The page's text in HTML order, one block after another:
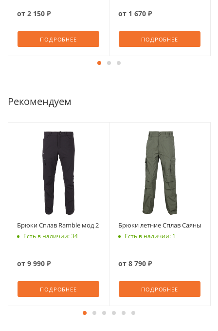
от 2 150 ₽
ПОДРОБНЕЕ
от 1 670 ₽
ПОДРОБНЕЕ
Рекомендуем
Брюки Сплав Ramble мод 2
Есть в наличии: 34
от 9 990 ₽
ПОДРОБНЕЕ
Брюки летние Сплав Саяны
Есть в наличии: 1
от 8 790 ₽
ПОДРОБНЕЕ